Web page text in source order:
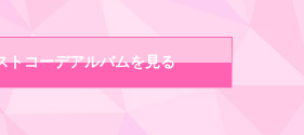
トコーデアルバムを見る